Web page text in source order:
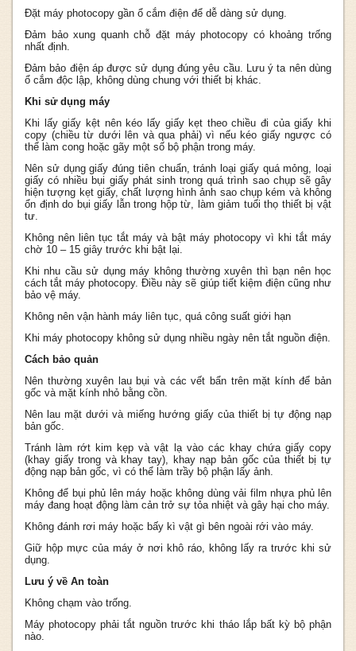
Đặt máy photocopy gần ổ cắm điện để dễ dàng sử dụng.
Đảm bảo xung quanh chỗ đặt máy photocopy có khoảng trống
nhất định.
Đảm bảo điện áp được sử dụng đúng yêu cầu. Lưu ý ta nên dùng
ổ cắm độc lập, không dùng chung với thiết bị khác.
Khi sử dụng máy
Khi lấy giấy kệt nên kéo lấy giấy kẹt theo chiều đi của giấy khi
copy (chiều từ dưới lên và qua phải) vì nếu kéo giấy ngược có
thể làm cong hoặc gãy một số bộ phận trong máy.
Nên sử dụng giấy đúng tiên chuẩn, tránh loại giấy quá mỏng, loại
giấy có nhiều bụi giấy phát sinh trong quá trình sao chụp sẽ gây
hiện tượng kẹt giấy, chất lượng hình ảnh sao chụp kém và không
ổn định do bụi giấy lẫn trong hộp từ, làm giảm tuổi thọ thiết bị vật
tư.
Không nên liên tục tắt máy và bật máy photocopy vì khi tắt máy
chờ 10 – 15 giây trước khi bật lại.
Khi nhu cầu sử dụng máy không thường xuyên thì bạn nên học
cách tắt máy photocopy. Điều này sẽ giúp tiết kiệm điện cũng như
bảo vệ máy.
Không nên vận hành máy liên tục, quá công suất giới hạn
Khi máy photocopy không sử dụng nhiều ngày nên tắt nguồn điện.
Cách bảo quản
Nên thường xuyên lau bụi và các vết bẩn trên mặt kính để bản
gốc và mặt kính nhỏ bằng cồn.
Nên lau mặt dưới và miếng hướng giấy của thiết bị tự động nạp
bản gốc.
Tránh làm rớt kim kẹp và vật lạ vào các khay chứa giấy copy
(khay giấy trong và khay tay), khay nạp bản gốc của thiết bị tự
động nạp bản gốc, vì có thể làm trầy bộ phận lấy ảnh.
Không để bụi phủ lên máy hoặc không dùng vải film nhựa phủ lên
máy đang hoạt động làm cản trở sự tỏa nhiệt và gây hại cho máy.
Không đánh rơi máy hoặc bấy kì vật gì bên ngoài rới vào máy.
Giữ hộp mực của máy ở nơi khô ráo, không lấy ra trước khi sử
dụng.
Lưu ý về An toàn
Không chạm vào trống.
Máy photocopy phải tắt nguồn trước khi tháo lắp bất kỳ bộ phận
nào.